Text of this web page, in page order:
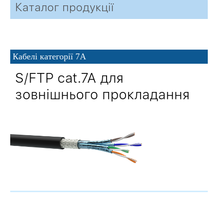
Каталог продукції
Кабелі категорії 7A
S/FTP cat.7A для
зовнішнього прокладання